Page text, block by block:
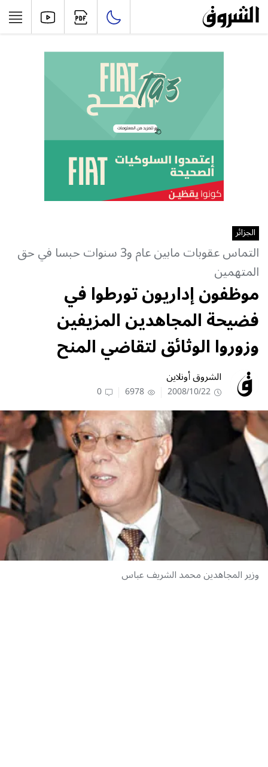
الجزائر
التماس عقوبات مابين عام و3 سنوات حبسا في حق
المتهمين
موظفون إداريون تورطوا في
فضيحة المجاهدين المزيفين
وزوروا الوثائق لتقاضي المنح
الشروق أونلاين
2008/10/22
6978
0
وزير المجاهدين محمد الشريف عباس